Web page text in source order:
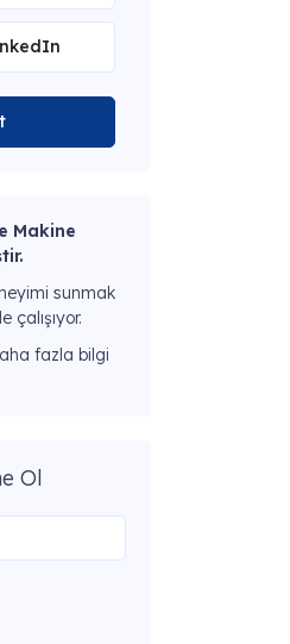
Makine
sunmak
fazla bilgi
Ol